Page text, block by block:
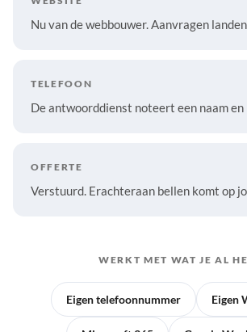
Nu van de webbouwer. Aanvragen
TELEFOON
De antwoorddienst noteert een naam
OFFERTE
Verstuurd. Erachteraan bellen komt op
WERKT MET WAT JE AL
Eigen telefoonnummer Eigen